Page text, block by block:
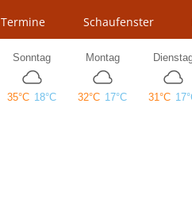
Termine Schaufenster